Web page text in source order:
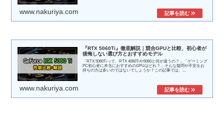
www.nakuriya.com
『RTX 5060Ti』徹底解説｜競合GPUと比較、初心者が
後悔しない選び方とおすすめモデル
「RTX 5060Tiって、RTX 4060Tiや5060と何が違うの？」「ゲーミング
PC初心者に本当におすすめのGPUはどれ？」そんな疑問や不安をお
持ちの方は多いのではないでしょうか？この記事では、...
www.nakuriya.com